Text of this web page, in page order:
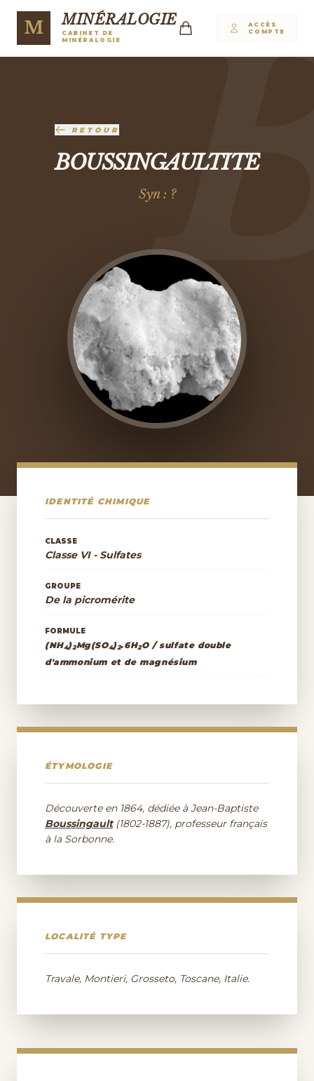
M MINÉRALOGIE
CABINET DE
MINÉRALOGIE
ACCÈS
COMPTE
RETOUR
BOUSSINGAULTITE
Syn : ?
IDENTITÉ CHIMIQUE
CLASSE
Classe VI - Sulfates
GROUPE
De la picromérite
FORMULE
(NH4)2Mg(SO4)2.6H2O / sulfate double
d'ammonium et de magnésium
ÉTYMOLOGIE
Découverte en 1864, dédiée à Jean-Baptiste
Boussingault(1802-1887), professeur français
à la Sorbonne.
LOCALITÉ TYPE
Travale, Montieri, Grosseto, Toscane, Italie.